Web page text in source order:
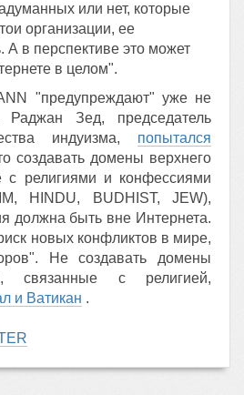
или нет, которые
организации, ее
А в перспективе это может
в целом".
"предупреждают" уже не
Зед, председатель
индуизма, попытался
создавать домены верхнего
с религиями и конфессиями
HINDU, BUDHIST, JEW),
должна быть вне Интернета.
новых конфликтов в мире,
Не создавать домены
связанные с религией,
и Ватикан .